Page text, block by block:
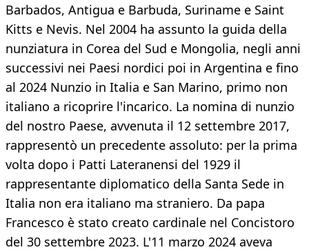
Barbados, Antigua e Barbuda, Suriname e Saint
Kitts e Nevis. Nel 2004 ha assunto la guida della
nunziatura in Corea del Sud e Mongolia, negli anni
successivi nei Paesi nordici poi in Argentina e fino
al 2024 Nunzio in Italia e San Marino, primo non
italiano a ricoprire l'incarico. La nomina di nunzio
del nostro Paese, avvenuta il 12 settembre 2017,
rappresentò un precedente assoluto: per la prima
volta dopo i Patti Lateranensi del 1929 il
rappresentante diplomatico della Santa Sede in
Italia non era italiano ma straniero. Da papa
Francesco è stato creato cardinale nel Concistoro
del 30 settembre 2023. L'11 marzo 2024 aveva